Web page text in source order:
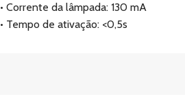
• Corrente da lâmpada: 130 mA
• Tempo de ativação: <0,5s